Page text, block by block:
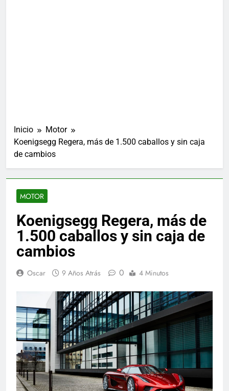
Inicio
Motor
Koenigsegg Regera, más de 1.500 caballos y sin caja
de cambios
MOTOR
Koenigsegg Regera, más de
1.500 caballos y sin caja de
cambios
Oscar 9 Años Atrás 0 4 Minutos